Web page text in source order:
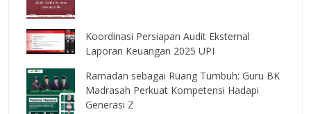
Koordinasi Persiapan Audit Eksternal
Laporan Keuangan 2025 UPI
Ramadan sebagai Ruang Tumbuh: Guru BK
Madrasah Perkuat Kompetensi Hadapi
Generasi Z